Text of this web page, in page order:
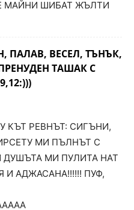
МАЙНИ ШИБАТ ЖЪЛТИ
ПАЛАВ, ВЕСЕЛ, ТЪНЪК,
ТАШАК С
КЪТ РЕВНЪТ: СИГЪНИ,
МИ ПЪЛНЪТ С
ДУШЪТА МИ ПУЛИТА НАТ
АДЖАСАНА!!!!!! ПУФ,